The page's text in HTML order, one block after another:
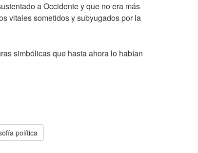
a Occidente y que no era más
vitales sometidos y subyugados por la
simbólicas que hasta ahora lo habían
política